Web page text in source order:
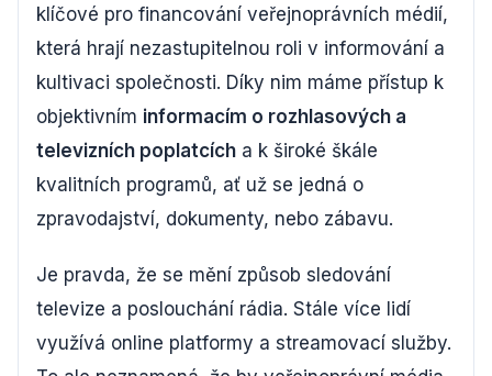
klíčové pro financování veřejnoprávních médií,
která hrají nezastupitelnou roli v informování a
kultivaci společnosti. Díky nim máme přístup k
objektivním informacím o rozhlasových a
televizních poplatcích a k široké škále
kvalitních programů, ať už se jedná o
zpravodajství, dokumenty, nebo zábavu.
Je pravda, že se mění způsob sledování
televize a poslouchání rádia. Stále více lidí
využívá online platformy a streamovací služby.